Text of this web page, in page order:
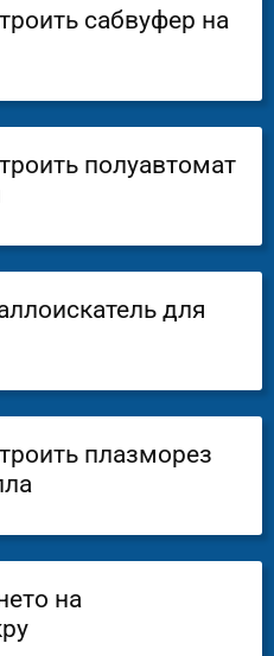
сабвуфер на
полуавтомат
для
плазморез
на